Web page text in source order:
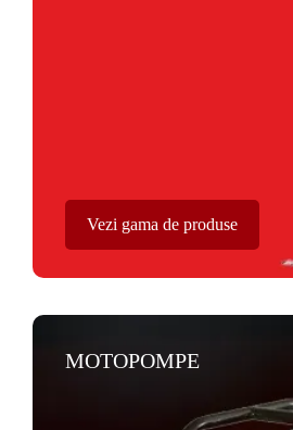
Vezi gama de produse
MOTOPOMPE